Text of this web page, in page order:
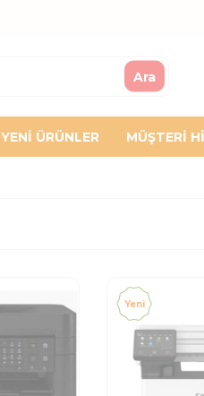
Ara
YENI ÜRÜNLER MÜŞTERI
Yeni